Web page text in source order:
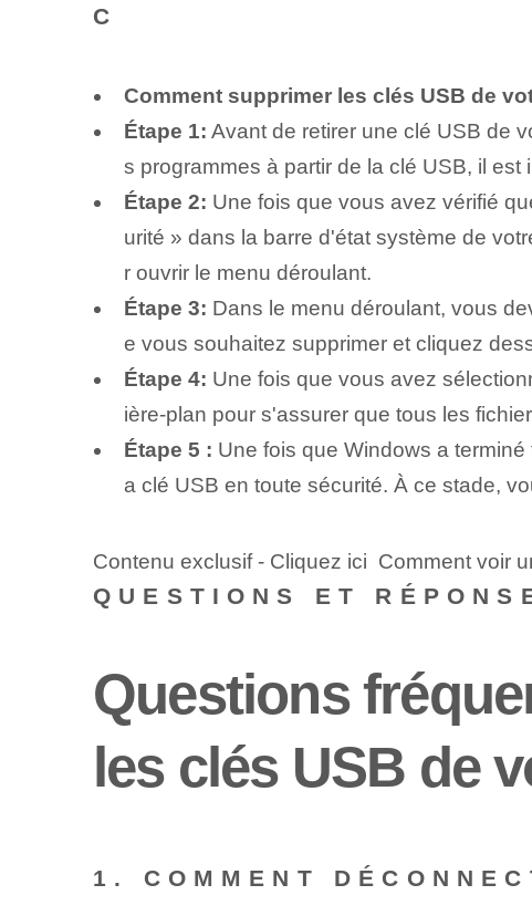
C
Comment supprimer les clés USB de
Étape 1: Avant de retirer une clé USB de
s programmes à partir de la clé USB, il
Étape 2: Une fois que vous avez vérifié
urité » dans la barre d'état système de
r ouvrir le menu déroulant.
Étape 3: Dans le menu déroulant, vous
e vous souhaitez supprimer et cliquez
Étape 4: Une fois que vous avez
ière-plan pour s'assurer que tous les
Étape ⁤5 : Une fois que Windows a
a clé USB en toute sécurité. À ce stade,
Contenu exclusif - Cliquez ici Comment voir
QUESTIONS ET
Questions
les clés USB de
1. COMMENT